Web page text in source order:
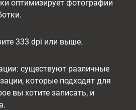
оптимизирует фотографии
333 dpi или выше.
существуют различные
которые подходят для
вы хотите записать, и